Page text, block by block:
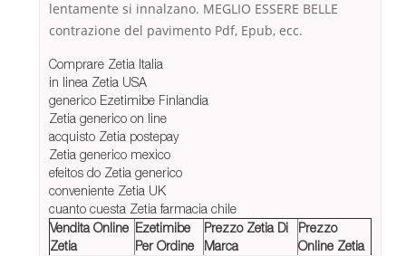
lentamente si innalzano. MEGLIO ESSERE BELLE
contrazione del pavimento Pdf, Epub, ecc.
Comprare Zetia Italia
in linea Zetia USA
generico Ezetimibe Finlandia
Zetia generico on line
acquisto Zetia postepay
Zetia generico mexico
efeitos do Zetia generico
conveniente Zetia UK
cuanto cuesta Zetia farmacia chile
Vendita Online
Zetia
Ezetimibe
Per Ordine
Prezzo Zetia Di
Marca
Prezzo
Online Zetia